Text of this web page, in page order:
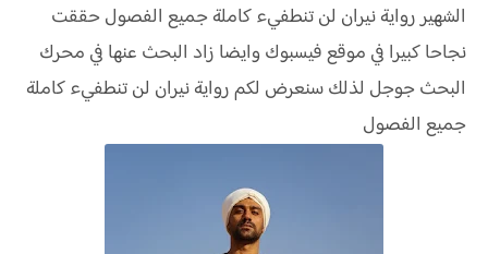
الشهير رواية نيران لن تنطفيء كاملة جميع الفصول حققت
نجاحا كبيرا في موقع فيسبوك وايضا زاد البحث عنها في محرك
البحث جوجل لذلك سنعرض لكم رواية نيران لن تنطفيء كاملة
جميع الفصول